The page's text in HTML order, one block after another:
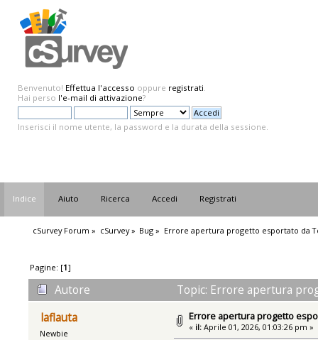
Benvenuto! Effettua l'accesso oppure registrati.
Hai perso l'e-mail di attivazione?
Inserisci il nome utente, la password e la durata della sessione.
Indice Aiuto Ricerca Accedi Registrati
cSurvey Forum » cSurvey» Bug » Errore apertura progetto esportato da
Pagine: [1]
Autore
Topic: Errore apertura
laflauta
Newbie
Errore apertura progetto
« il: Aprile 01, 2026, 01:03:26 pm »